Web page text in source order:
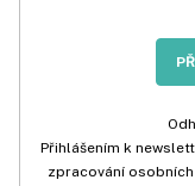
Přihlášením k
zpracování